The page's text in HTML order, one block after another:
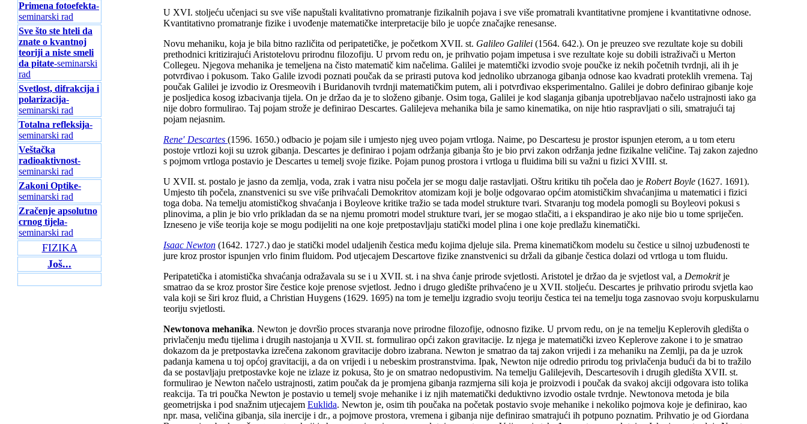
Primena fotoefekta-
seminarski rad
Sve što ste hteli da
znate o kvantnoj
teoriji a niste smeli
da pitate-seminarski
rad
Svetlost, difrakcija i
polarizacija-
seminarski rad
Totalna refleksija-
seminarski rad
Veštačka
radioaktivnost-
seminarski rad
Zakoni Optike-
seminarski rad
Zračenje apsolutno
crnog tijela-
seminarski rad
FIZIKA
Još...
U XVI. stoljeću učenjaci su sve više napuštali kvalitativno promatranje fizikalnih pojava i sve više promatrali kvantitativne promjene i kvantitativne odnose.
Kvantitativno promatranje fizike i uvođenje matematičke interpretacije bilo je uopće značajke renesanse.
Novu mehaniku, koja je bila bitno različita od peripatetičke, je početkom XVII. st. Galileo Galilei (1564. 642.). On je preuzeo sve rezultate koje su dobili
prethodnici kritizirajući Aristotelovu prirodnu filozofiju. U prvom redu on, je prihvatio pojam impetusa i sve rezultate koje su dobili istraživači u Merton
Collegeu. Njegova mehanika je temeljena na čisto matematič kim načelima. Galilei je matemtički izvodio svoje poučke iz nekih početnih tvrdnji, ali ih je
potvrđivao i pokusom. Tako Galile izvodi poznati poučak da se prirasti putova kod jednoliko ubrzanoga gibanja odnose kao kvadrati proteklih vremena. Taj
poučak Galilei je izvodio iz Oresmeovih i Buridanovih tvrdnji matematičkim putem, ali i potvrđivao eksperimentalno. Galilei je dobro definirao gibanje koje
je posljedica kosog izbacivanja tijela. On je držao da je to složeno gibanje. Osim toga, Galilei je kod slaganja gibanja upotrebljavao načelo ustrajnosti iako ga
nije dobro formulirao. Taj pojam strože je definirao Descartes. Galilejeva mehanika bila je samo kinematika, on nije htio raspravljati o sili, smatrajući taj
pojam nejasnim.
Rene′ Descartes (1596. 1650.) odbacio je pojam sile i umjesto njeg uveo pojam vrtloga. Naime, po Descartesu je prostor ispunjen eterom, a u tom eteru
postoje vrtlozi koji su uzrok gibanja. Descartes je definirao i pojam održanja gibanja što je bio prvi zakon održanja jedne fizikalne veličine. Taj zakon zajedno
s pojmom vrtloga postavio je Descartes u temelj svoje fizike. Pojam punog prostora i vrtloga u fluidima bili su važni u fizici XVIII. st.
U XVII. st. postalo je jasno da zemlja, voda, zrak i vatra nisu počela jer se mogu dalje rastavljati. Oštru kritiku tih počela dao je Robert Boyle (1627. 1691).
Umjesto tih počela, znanstvenici su sve više prihvaćali Demokritov atomizam koji je bolje odgovarao općim atomističkim shvaćanjima u matematici i fizici
toga doba. Na temelju atomističkog shvaćanja i Boyleove kritike tražio se tada model strukture tvari. Stvaranju tog modela pomogli su Boyleovi pokusi s
plinovima, a plin je bio vrlo prikladan da se na njemu promotri model strukture tvari, jer se mogao stlačiti, a i ekspandirao je ako nije bio u tome spriječen.
Izneseno je više teorija koje se mogu podijeliti na one koje pretpostavljaju statički model plina i one koje predlažu kinematički.
Isaac Newton (1642. 1727.) dao je statički model udaljenih čestica među kojima djeluje sila. Prema kinematičkom modelu su čestice u silnoj uzbuđenosti te
jure kroz prostor ispunjen vrlo finim fluidom. Pod utjecajem Descartove fizike znanstvenici su držali da gibanje čestica dolazi od vrtloga u tom fluidu.
Peripatetička i atomistička shvaćanja odražavala su se i u XVII. st. i na shva ćanje prirode svjetlosti. Aristotel je držao da je svjetlost val, a Demokritje
smatrao da se kroz prostor šire čestice koje prenose svjetlost. Jedno i drugo gledište prihvaćeno je u XVII. stoljeću. Descartes je prihvatio prirodu svjetla kao
vala koji se širi kroz fluid, a Christian Huygens (1629. 1695) na tom je temelju izgradio svoju teoriju čestica tei na temelju toga zasnovao svoju korpuskularnu
teoriju svjetlosti.
Newtonova mehanika. Newton je dovršio proces stvaranja nove prirodne filozofije, odnosno fizike. U prvom redu, on je na temelju Keplerovih gledišta o
privlačenju među tijelima i drugih nastojanja u XVII. st. formulirao opći zakon gravitacije. Iz njega je matematički izveo Keplerove zakone i to je smatrao
dokazom da je pretpostavka izrečena zakonom gravitacije dobro izabrana. Newton je smatrao da taj zakon vrijedi i za mehaniku na Zemlji, pa da je uzrok
padanja kamena u toj općoj gravitaciji, a da on vrijedi i u nebeskim prostranstvima. Ipak, Newton nije odredio prirodu tog privlačenja budući da bi to tražilo
da se postavljaju pretpostavke koje ne izlaze iz pokusa, što je on smatrao nedopustivim. Na temelju Galilejevih, Descartesovih i drugih gledišta XVII. st.
formulirao je Newton načelo ustrajnosti, zatim poučak da je promjena gibanja razmjerna sili koja je proizvodi i poučak da svakoj akciji odgovara isto tolika
reakcija. Ta tri poučka Newton je postavio u temelj svoje mehanike i iz njih matematički deduktivno izvodio ostale tvrdnje. Newtonova metoda je bila
geometrijska i pod snažnim utjecajem Euklida. Newton je, osim tih poučaka na početak postavio svoje mehanike i nekoliko pojmova koje je definirao, kao
npr. masa, veličina gibanja, sila inercije i dr., a pojmove prostora, vremena i gibanja nije definirao smatrajući ih potpuno poznatim. Prihvatio je od Giordana